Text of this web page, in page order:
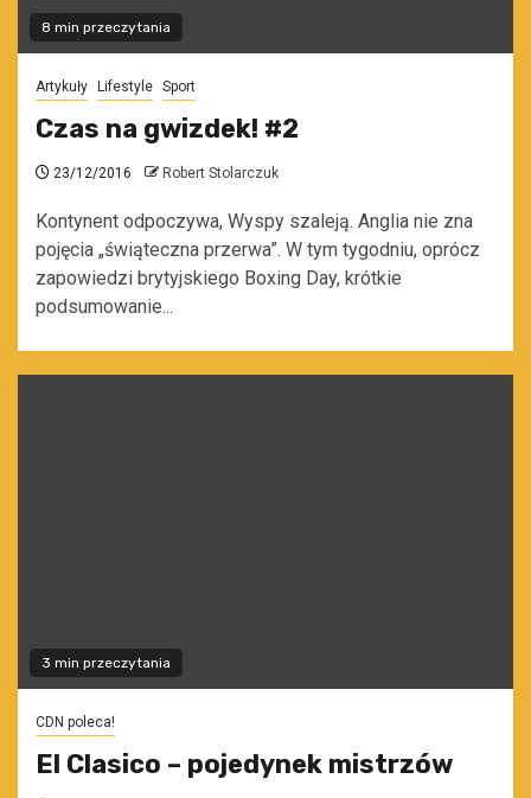
8 min przeczytania
Artykuły Lifestyle Sport
Czas na gwizdek! #2
23/12/2016 Robert Stolarczuk
Kontynent odpoczywa, Wyspy szaleją. Anglia nie zna
pojęcia „świąteczna przerwa”. W tym tygodniu, oprócz
zapowiedzi brytyjskiego Boxing Day, krótkie
podsumowanie...
3 min przeczytania
CDN poleca!
El Clasico – pojedynek mistrzów